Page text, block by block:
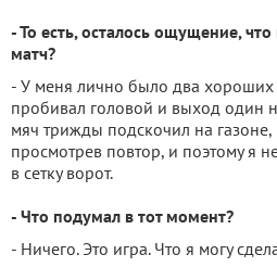
- То есть, осталось ощущение,
матч?
- У меня лично было два
пробивал головой и выход один
мяч трижды подскочил на газоне,
просмотрев повтор, и поэтому я
в сетку ворот.
- Что подумал в тот момент?
- Ничего. Это игра. Что я могу